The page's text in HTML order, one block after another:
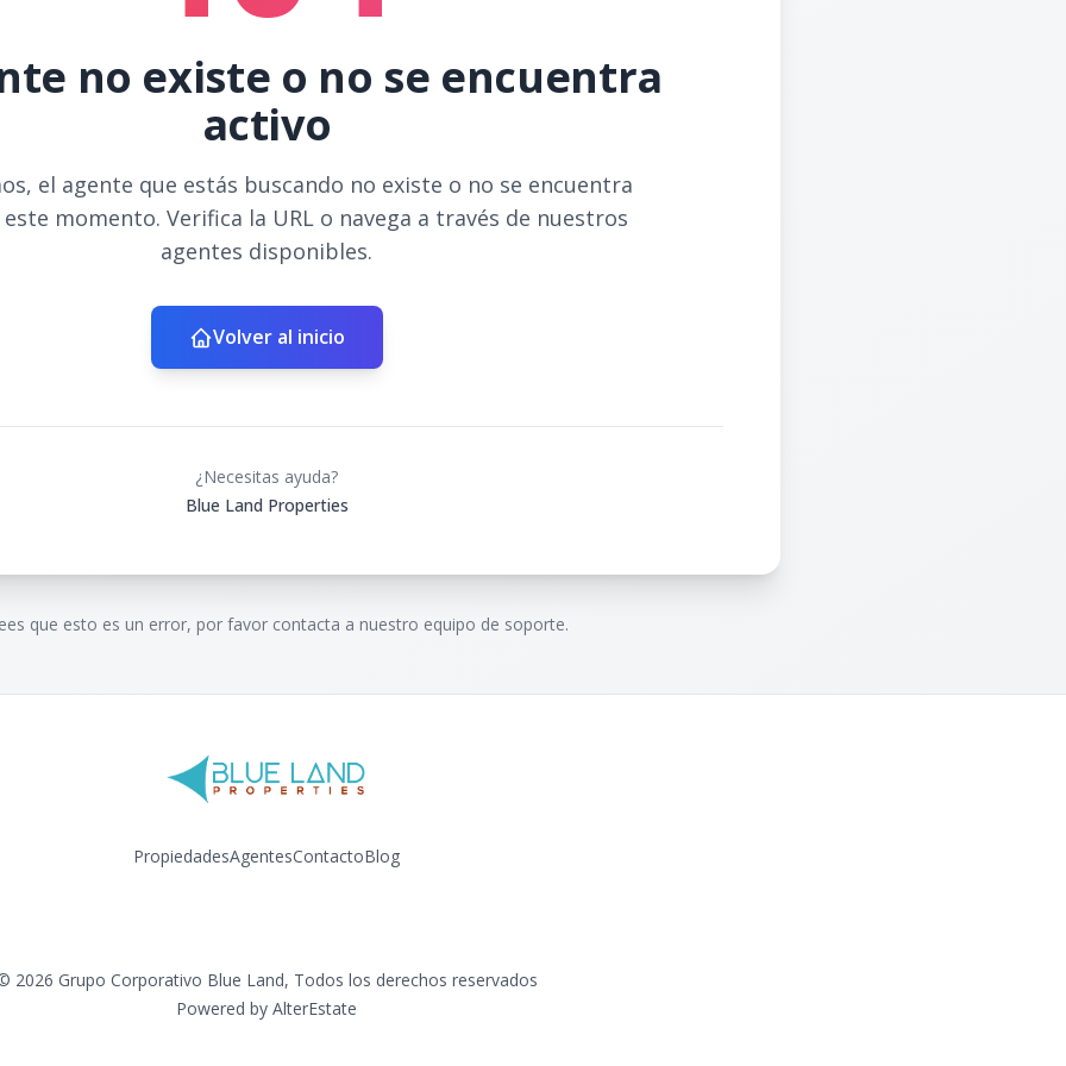
no existe o no se encuentra
activo
el agente que estás buscando no existe o no se encuentra
momento. Verifica la URL o navega a través de nuestros
agentes disponibles.
Volver al inicio
¿Necesitas ayuda?
Blue Land Properties
que esto es un error, por favor contacta a nuestro equipo de soporte.
PropiedadesAgentesContactoBlog
2026 Grupo Corporativo Blue Land, Todos los derechos reservados
Powered by AlterEstate